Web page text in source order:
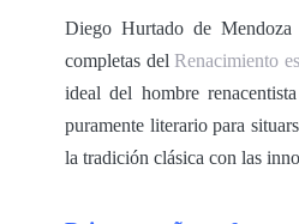
Diego Hurtado de Mendoza
completas del Renacimiento
ideal del hombre
puramente literario para
la tradición clásica con las